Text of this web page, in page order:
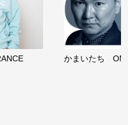
かまいたち